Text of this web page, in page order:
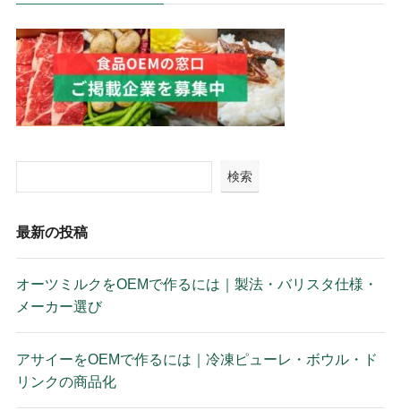
検索
最新の投稿
オーツミルクをOEMで作るには｜製法・バリスタ仕様・
メーカー選び
アサイーをOEMで作るには｜冷凍ピューレ・ボウル・ド
リンクの商品化